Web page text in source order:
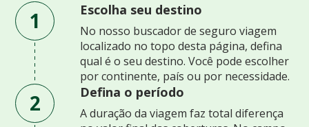
1 Escolha seu destino
No nosso buscador de seguro viagem
localizado no topo desta página, defina
qual é o seu destino. Você pode escolher
por continente, país ou por necessidade.
2 Defina o período
A duração da viagem faz total diferença